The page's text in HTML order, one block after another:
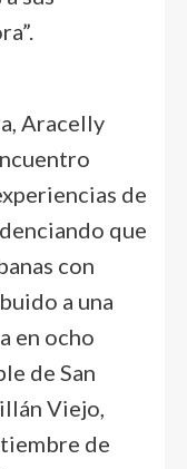
Aracelly
de
que
con
a una
en ocho
de San
Viejo,
de